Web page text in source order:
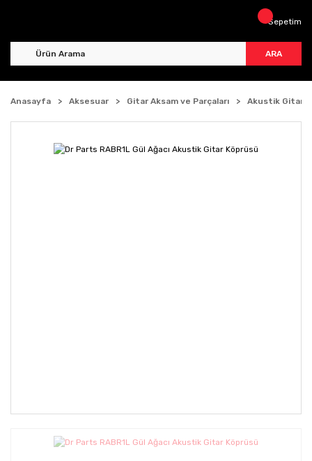
ARA
Sepetim
Anasayfa Aksesuar Gitar Aksam ve Parçaları Akustik Gitar